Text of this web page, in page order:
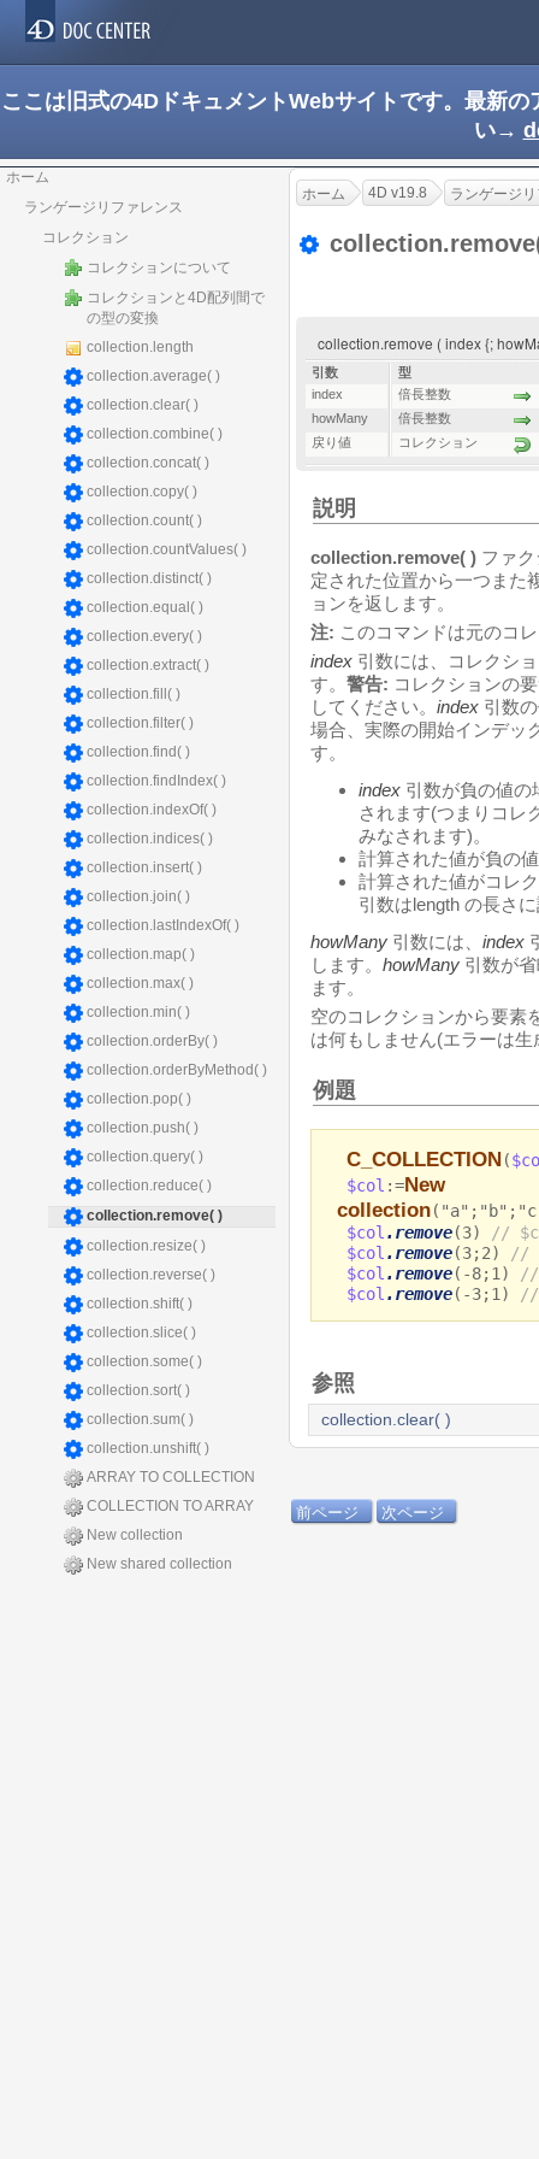
ここは旧式の4DドキュメントWebサイトです。最新
い→
ホーム
ランゲージリファレンス
コレクション
コレクションについて
コレクションと4D配列間で
の型の変換
collection.length
collection.average( )
collection.clear( )
collection.combine( )
collection.concat( )
collection.copy( )
collection.count( )
collection.countValues( )
collection.distinct( )
collection.equal( )
collection.every( )
collection.extract( )
collection.fill( )
collection.filter( )
collection.find( )
collection.findIndex( )
collection.indexOf( )
collection.indices( )
collection.insert( )
collection.join( )
collection.lastIndexOf( )
collection.map( )
collection.max( )
collection.min( )
collection.orderBy( )
collection.orderByMethod( )
collection.pop( )
collection.push( )
collection.query( )
collection.reduce( )
collection.remove( )
collection.resize( )
collection.reverse( )
collection.shift( )
collection.slice( )
collection.some( )
collection.sort( )
collection.sum( )
collection.unshift( )
ARRAY TO COLLECTION
COLLECTION TO ARRAY
New collection
New shared collection
ホーム 4D v19.8 ランゲージ
collection.remove ( index {;
引数
型
index
倍長整数
howMany
倍長整数
戻り値
コレクション
説明
collection.remove( ) ファ
定された位置から一つまた
ョンを返します。
注: このコマンドは元のコ
index 引数には、コレクシ
す。 警告: コレクションの
してください。 index 引数
場合、実際の開始インデッ
す。
index 引数が負の値の
されます(つまりコレ
みなされます)。
計算された値が負の
計算された値がコレ
引数はlength の長さ
howMany 引数には、 index
します。 howMany 引数が
ます。
空のコレクションから要素
は何もしません(エラーは
例題
C_COLLECTION (
$col :=New
collection
$col .remove(3)
//
$col .remove(3;2)
//
$col .remove(-8;1)
//
$col .remove(-3;1) //
参照
collection.clear( )
前ページ 次ページ